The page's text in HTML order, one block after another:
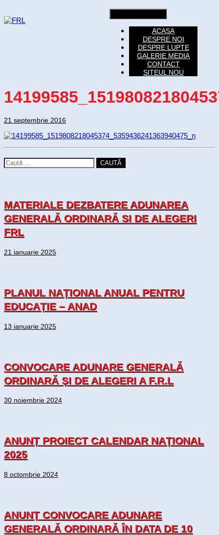
ACASA
DESPRE NOI
DESPRE LUPTE
GALERIE MEDIA
CONTACT
SITEUL NOU
21 septembrie 2016
CAUTĂ
MATERIALE DEZBATERE ADUNAREA
GENERALĂ ORDINARĂ SI DE ALEGERI
FRL
21 ianuarie 2025
PLANUL NAȚIONAL ANUAL PENTRU
EDUCAȚIE – ANAD
13 ianuarie 2025
CONVOCARE ADUNARE GENERALĂ
ORDINARĂ ȘI DE ALEGERI A F.R.L
30 noiembrie 2024
ANUNȚ PROIECT CALENDAR NAȚIONAL
2025
8 octombrie 2024
ANUNȚ CONVOCARE ADUNARE
GENERALĂ ORDINARĂ ÎN DATA DE 10